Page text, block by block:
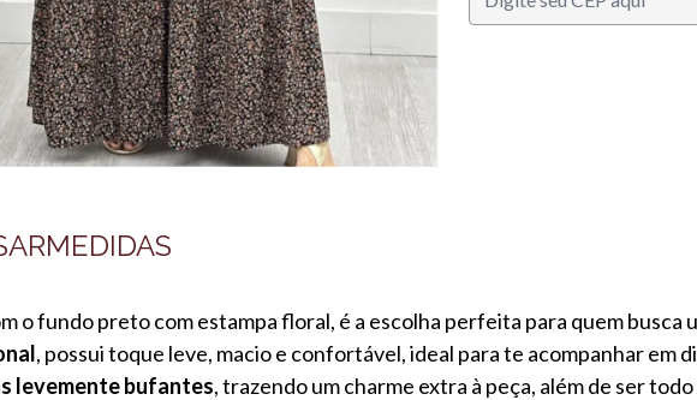
MEDIDAS
o fundo preto com estampa floral, é a escolha perfeita para quem busca
, possui toque leve, macio e confortável, ideal para te acompanhar em
levemente bufantes, trazendo um charme extra à peça, além de ser